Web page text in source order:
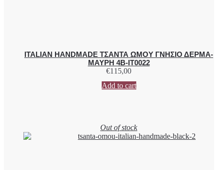
ITALIAN HANDMADE ΤΣΑΝΤΑ ΩΜΟΥ ΓΝΗΣΙΟ ΔΕΡΜΑ-
ΜΑΥΡΗ 4B-IT0022
€115,00
Add to cart
Out of stock